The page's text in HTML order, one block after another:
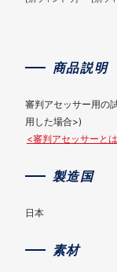
商品説明
審判アセッサー用の
用した場合>)
<審判アセッサーと
製造国
日本
素材